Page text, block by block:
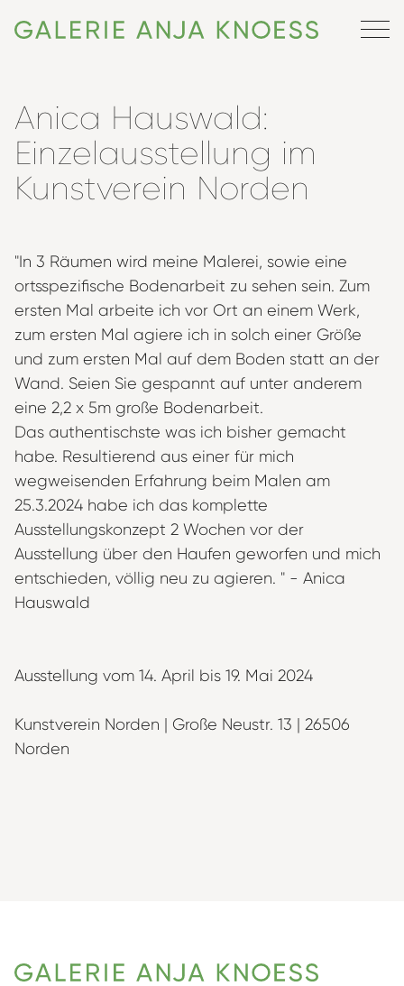
Anica Hauswald:
Einzelausstellung im
Kunstverein Norden
"In 3 Räumen wird meine Malerei, sowie eine
ortsspezifische Bodenarbeit zu sehen sein. Zum
ersten Mal arbeite ich vor Ort an einem Werk,
zum ersten Mal agiere ich in solch einer Größe
und zum ersten Mal auf dem Boden statt an der
Wand. Seien Sie gespannt auf unter anderem
eine 2,2 x 5m große Bodenarbeit.
Das authentischste was ich bisher gemacht
habe. Resultierend aus einer für mich
wegweisenden Erfahrung beim Malen am
25.3.2024 habe ich das komplette
Ausstellungskonzept 2 Wochen vor der
Ausstellung über den Haufen geworfen und mich
entschieden, völlig neu zu agieren. " - Anica
Hauswald
Ausstellung vom 14. April bis 19. Mai 2024
Kunstverein Norden | Große Neustr. 13 | 26506
Norden